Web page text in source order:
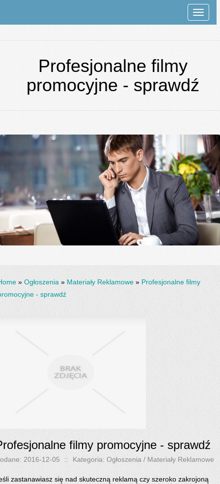
Rozwiń
Profesjonalne filmy
promocyjne - sprawdź
» Ogłoszenia » Materiały Reklamowe » Profesjonalne filmy
- sprawdź
filmy promocyjne - sprawdź
2016-12-05 :: Kategoria: Ogłoszenia / Materiały Reklamowe
zastanawiasz się nad skuteczną reklamą czy szeroko zakrojoną